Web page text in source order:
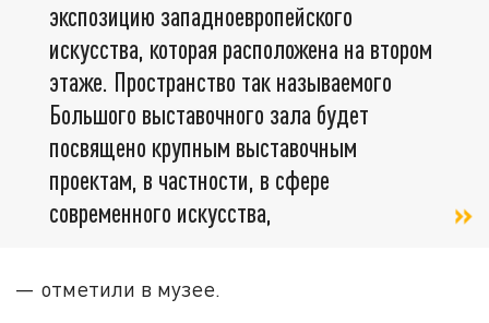
экспозицию западноевропейского
искусства, которая расположена на втором
этаже. Пространство так называемого
Большого выставочного зала будет
посвящено крупным выставочным
проектам, в частности, в сфере
современного искусства,
— отметили в музее.